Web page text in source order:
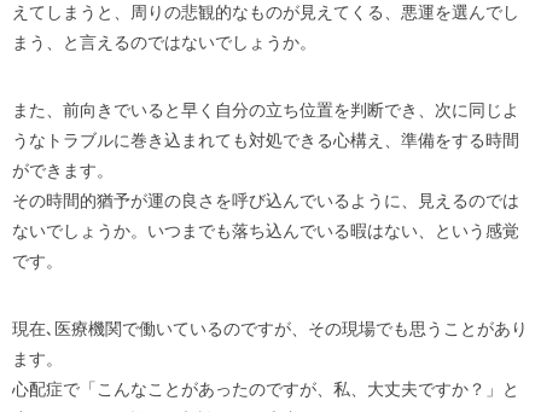
えてしまうと、周りの悲観的なものが見えてくる、悪運を選んでし
まう、と言えるのではないでしょうか。
また、前向きでいると早く自分の立ち位置を判断でき、次に同じよ
うなトラブルに巻き込まれても対処できる心構え、準備をする時間
ができます。
その時間的猶予が運の良さを呼び込んでいるように、見えるのでは
ないでしょうか。いつまでも落ち込んでいる暇はない、という感覚
です。
現在､医療機関で働いているのですが、その現場でも思うことがあり
ます。
心配症で「こんなことがあったのですが、私、大丈夫ですか？」と